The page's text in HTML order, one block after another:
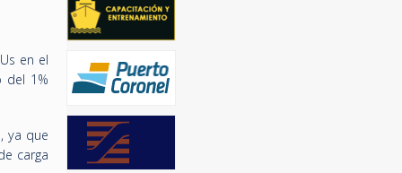
en el
del 1%
ya que
carga